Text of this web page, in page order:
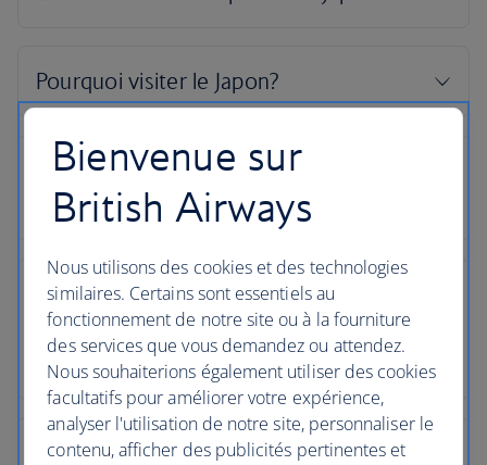
Bienvenue sur
British Airways
Nous utilisons des cookies et des technologies
similaires. Certains sont essentiels au
fonctionnement de notre site ou à la fourniture
des services que vous demandez ou attendez.
Nous souhaiterions également utiliser des cookies
facultatifs pour améliorer votre expérience,
analyser l'utilisation de notre site, personnaliser le
contenu, afficher des publicités pertinentes et